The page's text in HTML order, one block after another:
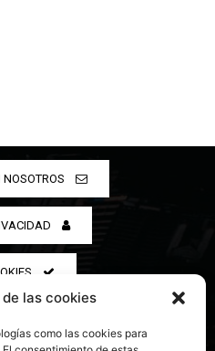
las cookies
como las cookies para
NOSOTROS